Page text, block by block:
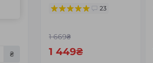
₴
23
1 669₴
1 449₴